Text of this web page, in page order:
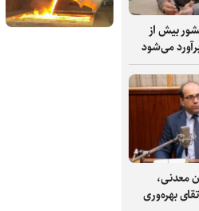
بیش از
معدنی،
بهره‌وری